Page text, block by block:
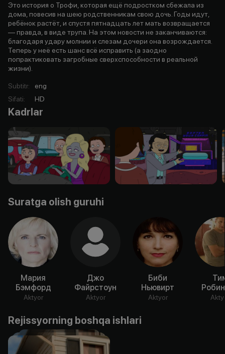
Это история о Трофи, которая ещё подростком сбежала из
дома, повесив на шею родственникам свою дочь. Годы идут,
ребёнок растёт, и спустя пятнадцать лет мать возвращается
— правда, в виде трупа. На этом новости не заканчиваются:
благодаря удару молнии и слезам дочери она возрождается.
Теперь у неё есть шанс всё исправить (а заодно
попрактиковать загробные сверхспособности в реальной
жизни).
Subtitr:
eng
Sifati: HD
Kadrlar
Suratga olish guruhi
Мария
Бэмфорд
Aktyor
Джо
Файрстоун
Aktyor
Биби
Ньювирт
Aktyor
Rejissyorning boshqa ishlari